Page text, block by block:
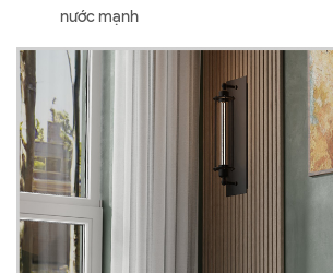
nước mạnh